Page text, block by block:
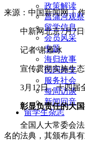
政策解读
菖蒲河观察
留学信息
会员风采
专题
海归故事
民间外交
服务社会
每周访谈
新闻回音
留学生杂志
来源：中国新闻网 |
中新网北京7月7日
记者 谢雁冰
宣传贯彻实施生态环
3月12日，十四届全
彰显负责任的大国
全国人大常委会法工
名的法典，其颁布具